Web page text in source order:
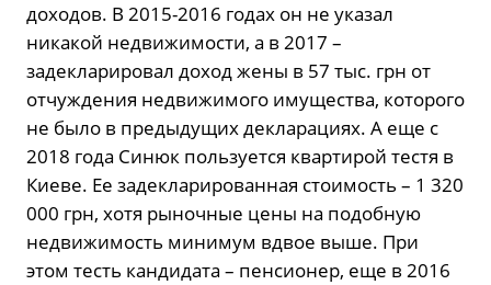
доходов. В 2015-2016 годах он не указал
никакой недвижимости, а в 2017 –
задекларировал доход жены в 57 тыс. грн от
отчуждения недвижимого имущества, которого
не было в предыдущих декларациях. А еще с
2018 года Синюк пользуется квартирой тестя в
Киеве. Ее задекларированная стоимость – 1 320
000 грн, хотя рыночные цены на подобную
недвижимость минимум вдвое выше. При
этом тесть кандидата – пенсионер, еще в 2016